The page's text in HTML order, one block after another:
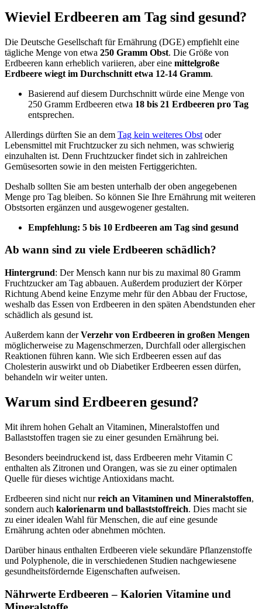
Wieviel Erdbeeren am Tag sind gesund?
Die Deutsche Gesellschaft für Ernährung (DGE) empfiehlt eine
tägliche Menge von etwa 250 Gramm Obst. Die Größe von
Erdbeeren kann erheblich variieren, aber eine mittelgroße
Erdbeere wiegt im Durchschnitt etwa 12-14 Gramm.
Basierend auf diesem Durchschnitt würde eine Menge von
250 Gramm Erdbeeren etwa 18 bis 21 Erdbeeren pro Tag
entsprechen.
Allerdings dürften Sie an dem Tag kein weiteres Obst oder
Lebensmittel mit Fruchtzucker zu sich nehmen, was schwierig
einzuhalten ist. Denn Fruchtzucker findet sich in zahlreichen
Gemüsesorten sowie in den meisten Fertiggerichten.
Deshalb sollten Sie am besten unterhalb der oben angegebenen
Menge pro Tag bleiben. So können Sie Ihre Ernährung mit weiteren
Obstsorten ergänzen und ausgewogener gestalten.
Empfehlung: 5 bis 10 Erdbeeren am Tag sind gesund
Ab wann sind zu viele Erdbeeren schädlich?
Hintergrund: Der Mensch kann nur bis zu maximal 80 Gramm
Fruchtzucker am Tag abbauen. Außerdem produziert der Körper
Richtung Abend keine Enzyme mehr für den Abbau der Fructose,
weshalb das Essen von Erdbeeren in den späten Abendstunden eher
schädlich als gesund ist.
Außerdem kann derVerzehr von Erdbeeren in großen Mengen
möglicherweise zu Magenschmerzen, Durchfall oder allergischen
Reaktionen führen kann. Wie sich Erdbeeren essen auf das
Cholesterin auswirkt und ob Diabetiker Erdbeeren essen dürfen,
behandeln wir weiter unten.
Warum sind Erdbeeren gesund?
Mit ihrem hohen Gehalt an Vitaminen, Mineralstoffen und
Ballaststoffen tragen sie zu einer gesunden Ernährung bei.
Besonders beeindruckend ist, dass Erdbeeren mehr Vitamin C
enthalten als Zitronen und Orangen, was sie zu einer optimalen
Quelle für dieses wichtige Antioxidans macht.
Erdbeeren sind nicht nurreich an Vitaminen und Mineralstoffen,
sondern auch kalorienarm und ballaststoffreich. Dies macht sie
zu einer idealen Wahl für Menschen, die auf eine gesunde
Ernährung achten oder abnehmen möchten.
Darüber hinaus enthalten Erdbeeren viele sekundäre Pflanzenstoffe
und Polyphenole, die in verschiedenen Studien nachgewiesene
gesundheitsfördernde Eigenschaften aufweisen.
Nährwerte Erdbeeren – Kalorien Vitamine und